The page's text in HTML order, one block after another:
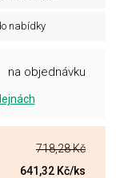
nabídky
na objednávku
718,28 Kč
641,32 Kč/ks